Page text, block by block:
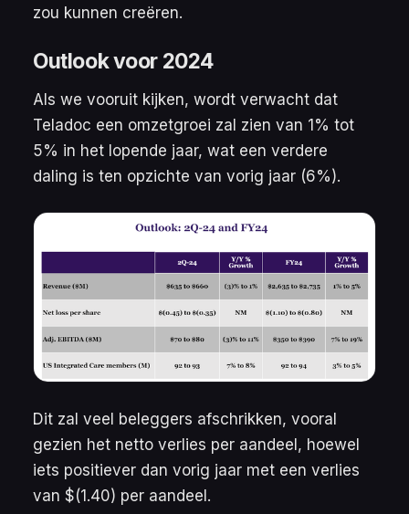
zou kunnen creëren.
Outlook voor 2024
Als we vooruit kijken, wordt verwacht dat
Teladoc een omzetgroei zal zien van 1% tot
5% in het lopende jaar, wat een verdere
daling is ten opzichte van vorig jaar (6%).
Dit zal veel beleggers afschrikken, vooral
gezien het netto verlies per aandeel, hoewel
iets positiever dan vorig jaar met een verlies
van $(1.40) per aandeel.